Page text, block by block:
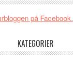
på Facebook.
KATEGORIER